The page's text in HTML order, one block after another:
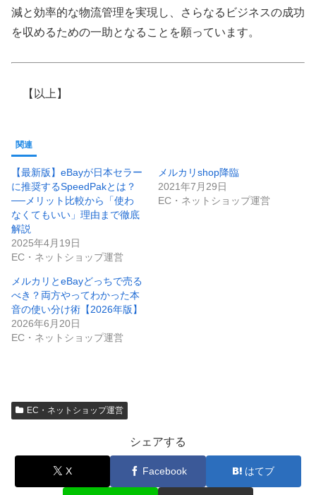
減と効率的な物流管理を実現し、さらなるビジネスの成功
を収めるための一助となることを願っています。
【以上】
関連
【最新版】eBayが日本セラー
に推奨するSpeedPakとは？
──メリット比較から「使わ
なくてもいい」理由まで徹底
解説
2025年4月19日
EC・ネットショップ運営
メルカリshop降臨
2021年7月29日
EC・ネットショップ運営
メルカリとeBayどっちで売る
べき？両方やってわかった本
音の使い分け術【2026年版】
2026年6月20日
EC・ネットショップ運営
EC・ネットショップ運営
シェアする
X Facebook はてブ